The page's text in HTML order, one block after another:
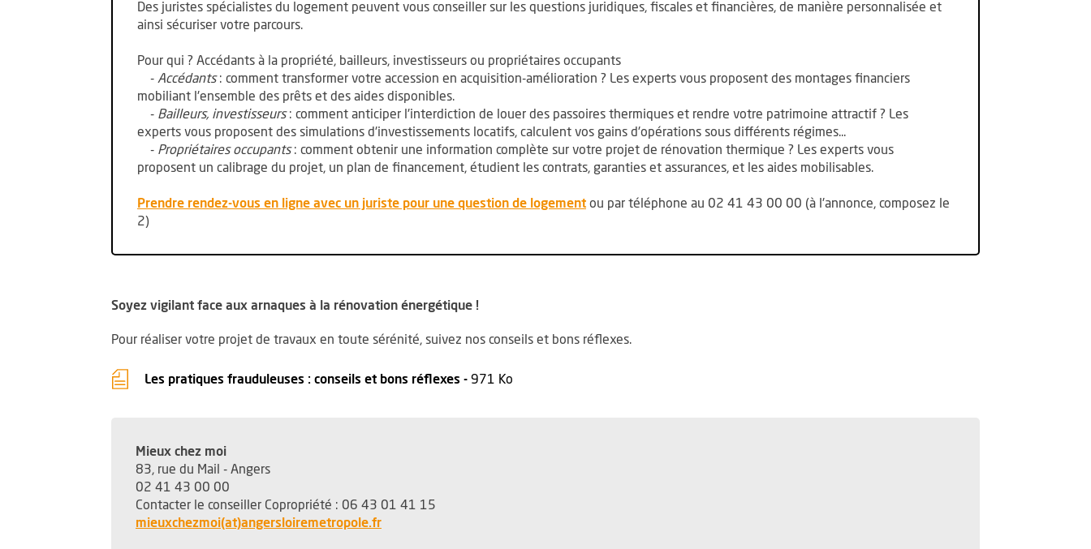
Des juristes spécialistes du logement peuvent vous conseiller sur les questions juridiques, fiscales et financières, de manière personnalisée et
ainsi sécuriser votre parcours.
Pour qui ? Accédants à la propriété, bailleurs, investisseurs ou propriétaires occupants
- Accédants: comment transformer votre accession en acquisition-amélioration ? Les experts vous proposent des montages financiers
mobiliant l'ensemble des prêts et des aides disponibles.
- Bailleurs, investisseurs: comment anticiper l'interdiction de louer des passoires thermiques et rendre votre patrimoine attractif ? Les
experts vous proposent des simulations d'investissements locatifs, calculent vos gains d'opérations sous différents régimes...
- Propriétaires occupants: comment obtenir une information complète sur votre projet de rénovation thermique ? Les experts vous
proposent un calibrage du projet, un plan de financement, étudient les contrats, garanties et assurances, et les aides mobilisables.
Prendre rendez-vous en ligne avec un juriste pour une question de logement, Ouvre une nouvelle fenêtre
ou par téléphone au 02 41 43 00 00 (à l'annonce, composez le
2)
Soyez vigilant face aux arnaques à la rénovation énergétique !
Pour réaliser votre projet de travaux en toute sérénité, suivez nos conseils et bons réflexes.
Les pratiques frauduleuses : conseils et bons réflexes - 971 Ko
Mieux chez moi
83, rue du Mail - Angers
02 41 43 00 00
Contacter le conseiller Copropriété : 06 43 01 41 15
mieuxchezmoi(at)angersloiremetropole.fr, Ouvre une nouvelle fenêtre